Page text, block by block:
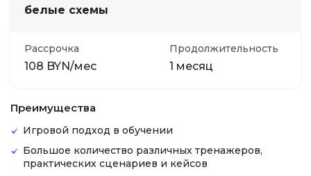
белые схемы
Рассрочка
108 BYN/мес
Продолжительность
1 месяц
Преимущества
Игровой подход в обучении
Большое количество различных тренажеров,
практических сценариев и кейсов